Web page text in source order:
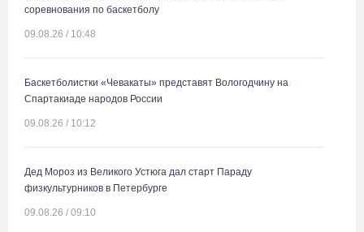
соревнования по баскетболу
09.08.26 / 10:48
Баскетболистки «Чевакаты» представят Вологодчину на
Спартакиаде народов России
09.08.26 / 10:12
Дед Мороз из Великого Устюга дал старт Параду
физкультурников в Петербурге
09.08.26 / 09:10